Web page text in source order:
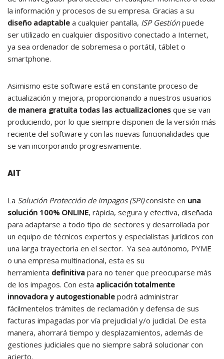
la información y procesos de su empresa. Gracias a su
diseño adaptable a cualquier pantalla, ISP Gestiónpuede
ser utilizado en cualquier dispositivo conectado a Internet,
ya sea ordenador de sobremesa o portátil, táblet o
smartphone.
Asimismo este software está en constante proceso de
actualización y mejora, proporcionando a nuestros usuarios
de manera gratuita todas las actualizaciones que se van
produciendo, por lo que siempre disponen de la versión más
reciente del software y con las nuevas funcionalidades que
se van incorporando progresivamente.
AIT
La Solución Protección de Impagos (SPI)consiste en una
solución 100% ONLINE, rápida, segura y efectiva, diseñada
para adaptarse a todo tipo de sectores y desarrollada por
un equipo de técnicos expertos y especialistas jurídicos con
una larga trayectoria en el sector. Ya sea autónomo, PYME
o una empresa multinacional, esta es su
herramienta definitiva para no tener que preocuparse más
de los impagos. Con esta aplicación totalmente
innovadora y autogestionable podrá administrar
fácilmentelos trámites de reclamación y defensa de sus
facturas impagadas por vía prejudicial y/o judicial. De esta
manera, ahorrará tiempo y desplazamientos, además de
gestiones judiciales que no siempre sabrá solucionar con
acierto.